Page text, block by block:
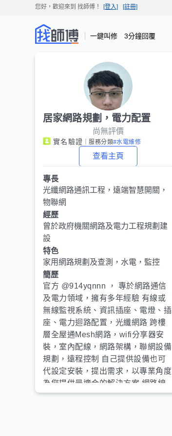
您好，歡迎來到 找師傅 ！ [登入] [註冊]
一鍵叫修 3分鐘回覆
居家網路規劃，電力配置
尚無評價
實名驗證 ｜服務分類#水電維修
查看主頁
專長
光纖網路通訊工程，遠端智慧開關，
物聯網
經歷
曾於政府機關網路及電力工程規劃建
設
特色
家用網路規劃及查測，水電，監控
簡歷
官方 @914yqnnn ， 專於網路通信
及電力領域，擁有多年經驗 有線或
無線監視系統、資訊插座、電燈、插
座、電力迴路配置，光纖網路 跨樓
層全屋通Mesh網路，wifi分享器安
裝，室內配線，網路架構，聯網設備
規劃，遠程控制 自己提供設備也可
代設定安裝，提出需求，以專業角度
為您提供最適合的解決方案 網路線
安裝(以25公尺為基準) $2000元 / 條